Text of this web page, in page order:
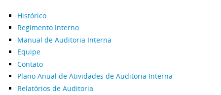
Histórico
Regimento Interno
Manual de Auditoria Interna
Equipe
Contato
Plano Anual de Atividades de Auditoria Interna
Relatórios de Auditoria